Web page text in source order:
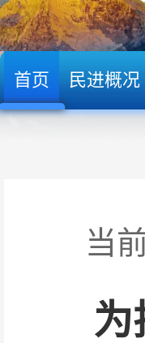
首页 民进概况
当